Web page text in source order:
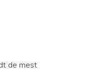
de mest